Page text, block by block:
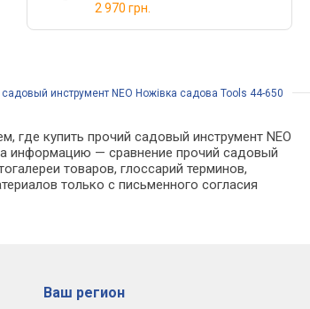
2383C(NBWB110-2383C)
2 970 грн.
инструмент NEO Ножівка садова Tools 44-650
где купить прочий садовый инструмент NEO
информацию — сравнение прочий садовый
товаров, глоссарий терминов,
только с письменного согласия
Ваш регион